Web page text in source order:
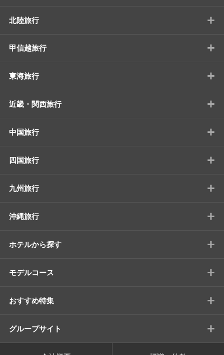
北陸旅行 +
甲信越旅行 +
東海旅行 +
近畿・関西旅行 +
中国旅行 +
四国旅行 +
九州旅行 +
沖縄旅行 +
ホテルから探す +
モデルコース +
おすすめ特集 +
グループサイト +